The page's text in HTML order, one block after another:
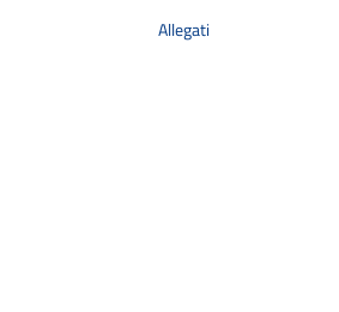
Allegati